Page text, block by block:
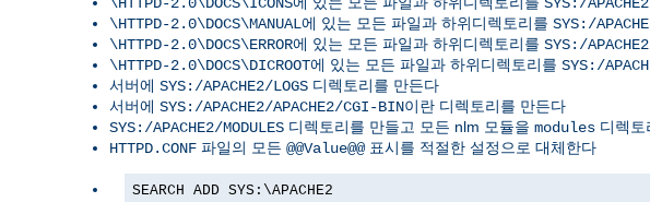
\HTTPD-2.0\DOCS\ICONS
SYS:/
\HTTPD-2.0\DOCS\MANUAL에 있는 모든 파일과 하위디렉토리를 SYS:/
\HTTPD-2.0\DOCS\ERROR에 있는 모든 파일과 하위디렉토리를 SYS:/
\HTTPD-2.0\DOCS\DICROOT에 있는 모든 파일과 하위디렉토리를 SYS:/
서버에 SYS:/APACHE2/LOGS 디렉토리를 만든다
서버에 SYS:/APACHE2/APACHE2/CGI-BIN이란 디렉토리를 만든다
SYS:/APACHE2/MODULES 디렉토리를 만들고 모든 nlm 모듈을 modules 디렉토
HTTPD.CONF 파일의 모든 @@Value@@표시를 적절한 설정으로 대체한다
SEARCH ADD SYS:\APACHE2